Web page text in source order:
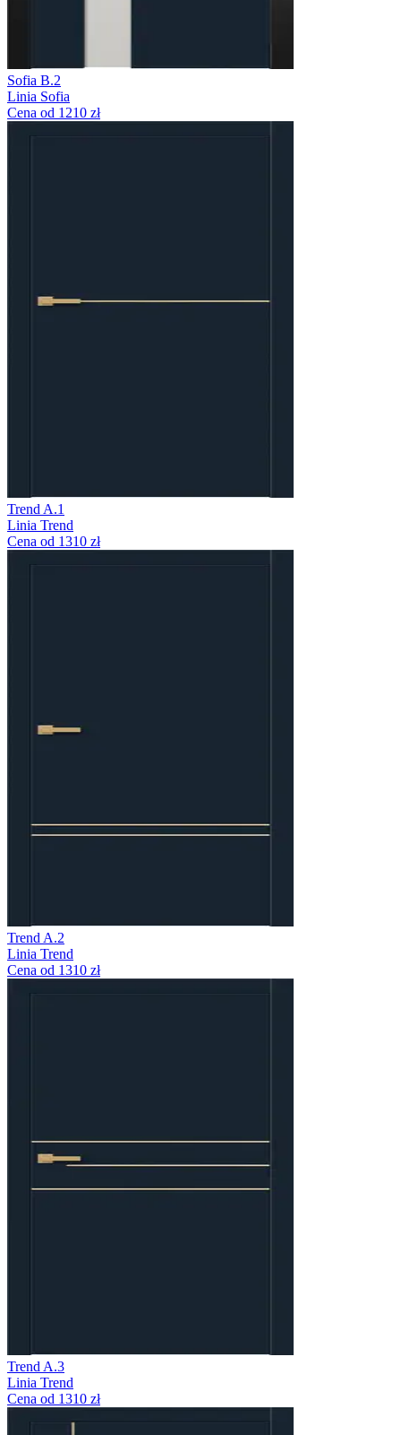
Sofia B.2
Linia Sofia
Cena od 1210 zł
Trend A.1
Linia Trend
Cena od 1310 zł
Trend A.2
Linia Trend
Cena od 1310 zł
Trend A.3
Linia Trend
Cena od 1310 zł